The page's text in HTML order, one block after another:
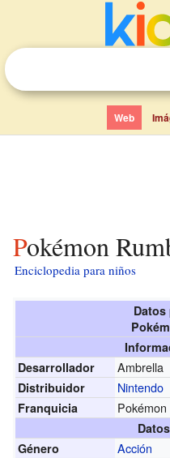
Web
Pokémon
Enciclopedia para niños
Desarrollador
Ambrella
Distribuidor Nintendo
Franquicia
Género
Acción